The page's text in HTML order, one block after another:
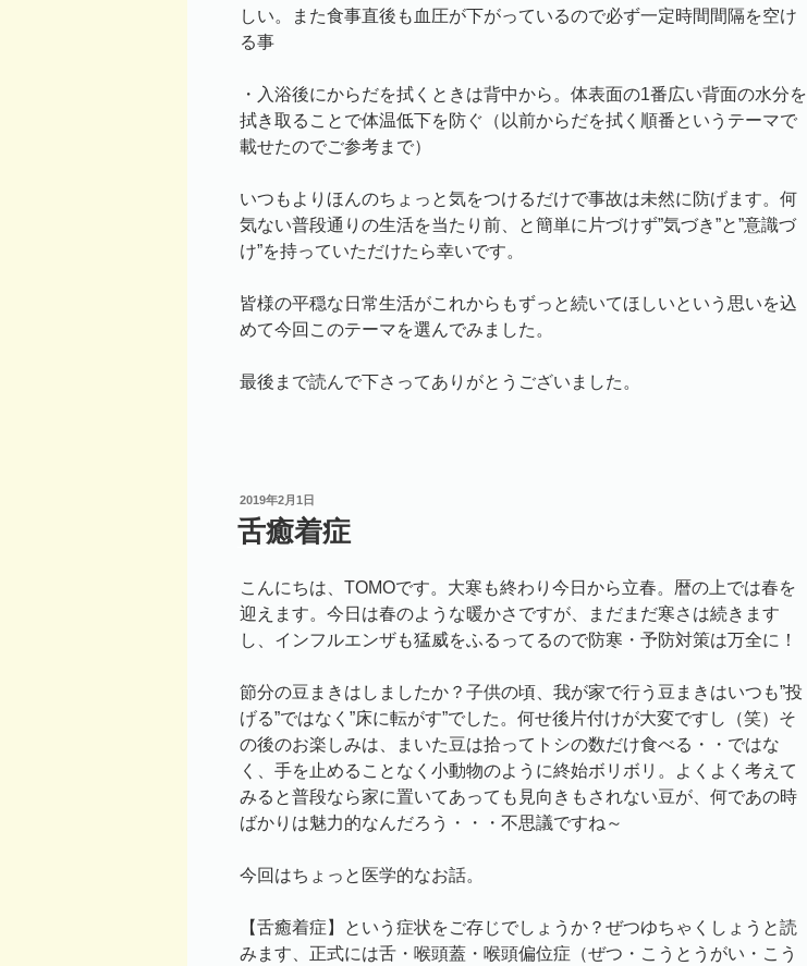
しい。また食事直後も血圧が下がっているので必ず一定時間間隔を空け
る事
・入浴後にからだを拭くときは背中から。体表面の1番広い背面の水分を
拭き取ることで体温低下を防ぐ（以前からだを拭く順番というテーマで
載せたのでご参考まで）
いつもよりほんのちょっと気をつけるだけで事故は未然に防げます。何
気ない普段通りの生活を当たり前、と簡単に片づけず”気づき”と”意識づ
け”を持っていただけたら幸いです。
皆様の平穏な日常生活がこれからもずっと続いてほしいという思いを込
めて今回このテーマを選んでみました。
最後まで読んで下さってありがとうございました。
投
稿
日:
2019年2月1日
舌癒着症
こんにちは、TOMOです。大寒も終わり今日から立春。暦の上では春を
迎えます。今日は春のような暖かさですが、まだまだ寒さは続きます
し、インフルエンザも猛威をふるってるので防寒・予防対策は万全に！
節分の豆まきはしましたか？子供の頃、我が家で行う豆まきはいつも”投
げる”ではなく”床に転がす”でした。何せ後片付けが大変ですし（笑）そ
の後のお楽しみは、まいた豆は拾ってトシの数だけ食べる・・ではな
く、手を止めることなく小動物のように終始ボリボリ。よくよく考えて
みると普段なら家に置いてあっても見向きもされない豆が、何であの時
ばかりは魅力的なんだろう・・・不思議ですね～
今回はちょっと医学的なお話。
【舌癒着症】という症状をご存じでしょうか？ぜつゆちゃくしょうと読
みます、正式には舌・喉頭蓋・喉頭偏位症（ぜつ・こうとうがい・こう